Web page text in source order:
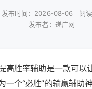
发布时间：2026-08-06｜阅
发布者：递广网
高胜率辅助是一款可以
一个“必胜”的输赢辅助